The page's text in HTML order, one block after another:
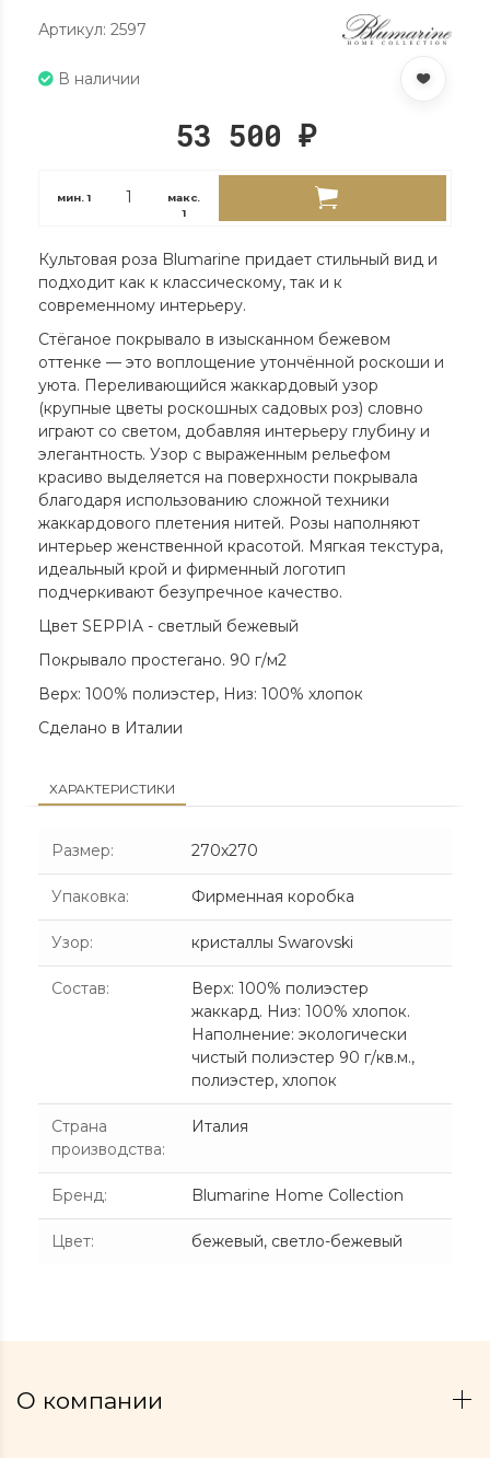
Артикул: 2597
В наличии
53 500 ₽
мин.1
макс.
1
Культовая роза Blumarine придает стильный вид и
подходит как к классическому, так и к
современному интерьеру.
Стёганое покрывало в изысканном бежевом
оттенке — это воплощение утончённой роскоши и
уюта. Переливающийся жаккардовый узор
(крупные цветы роскошных садовых роз) словно
играют со светом, добавляя интерьеру глубину и
элегантность. Узор c выраженным рельефом
красиво выделяется на поверхности покрывала
благодаря использованию сложной техники
жаккардового плетения нитей. Розы наполняют
интерьер женственной красотой. Мягкая текстура,
идеальный крой и фирменный логотип
подчеркивают безупречное качество.
Цвет SEPPIA - светлый бежевый
Покрывало простегано. 90 г/м2
Верх: 100% полиэстер, Низ: 100% хлопок
Сделано в Италии
ХАРАКТЕРИСТИКИ
Размер: 270х270
Упаковка: Фирменная коробка
Узор: кристаллы Swarovski
Состав:
Верх: 100% полиэстер
жаккард. Низ: 100% хлопок.
Наполнение: экологически
чистый полиэстер 90 г/кв.м.,
полиэстер, хлопок
Страна
производства:
Италия
Бренд: Blumarine Home Collection
Цвет: бежевый, светло-бежевый
О компании